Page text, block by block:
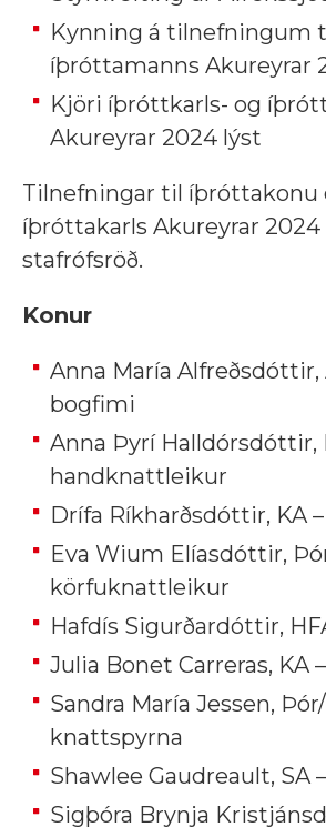
Kynning á tilnefningum
íþróttamanns Akureyrar
Kjöri íþróttkarls- og
Akureyrar 2024 lýst
Tilnefningar til íþróttakonu
íþróttakarls Akureyrar
stafrófsröð.
Konur
Anna María Alfreðsdóttir,
bogfimi
Anna Þyrí Halldórsdóttir,
handknattleikur
Drífa Ríkharðsdóttir, KA
Eva Wium Elíasdóttir,
körfuknattleikur
Hafdís Sigurðardóttir,
Julia Bonet Carreras, KA
Sandra María Jessen,
knattspyrna
Shawlee Gaudreault, SA
Sigþóra Brynja